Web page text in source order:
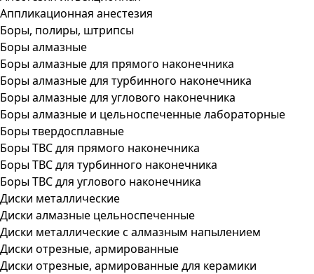
Аппликационная анестезия
Боры, полиры, штрипсы
Боры алмазные
Боры алмазные для прямого наконечника
Боры алмазные для турбинного наконечника
Боры алмазные для углового наконечника
Боры алмазные и цельноспеченные лабораторные
Боры твердосплавные
Боры ТВС для прямого наконечника
Боры ТВС для турбинного наконечника
Боры ТВС для углового наконечника
Диски металлические
Диски алмазные цельноспеченные
Диски металлические с алмазным напылением
Диски отрезные, армированные
Диски отрезные, армированные для керамики